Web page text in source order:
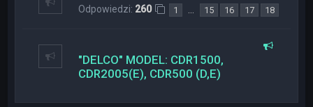
Odpowiedzi: 260 1 … 15 16 17 18
"DELCO" MODEL: CDR1500,
CDR2005(E), CDR500 (D,E)